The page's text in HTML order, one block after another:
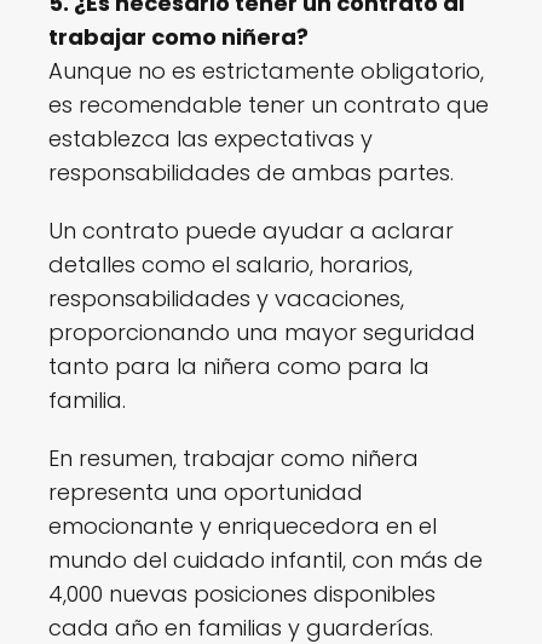
trabajar como niñera?
Aunque no es estrictamente obligatorio,
es recomendable tener un contrato que
establezca las expectativas y
responsabilidades de ambas partes.
Un contrato puede ayudar a aclarar
detalles como el salario, horarios,
responsabilidades y vacaciones,
proporcionando una mayor seguridad
tanto para la niñera como para la
familia.
En resumen, trabajar como niñera
representa una oportunidad
emocionante y enriquecedora en el
mundo del cuidado infantil, con más de
4,000 nuevas posiciones disponibles
cada año en familias y guarderías.